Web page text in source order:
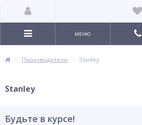
МЕНЮ
Производители Stanley
Stanley
Будьте в курсе!